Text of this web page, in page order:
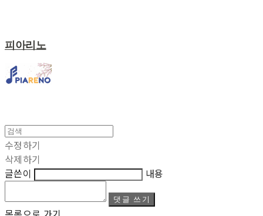
피아리노
수정하기
삭제하기
글쓴이
내용
댓글 쓰기